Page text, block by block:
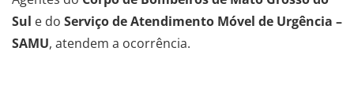
Sul e do Serviço de Atendimento Móvel de Urgência –
SAMU, atendem a ocorrência.